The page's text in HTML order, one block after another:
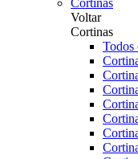
Cortinas
Voltar
Cortinas
Todos